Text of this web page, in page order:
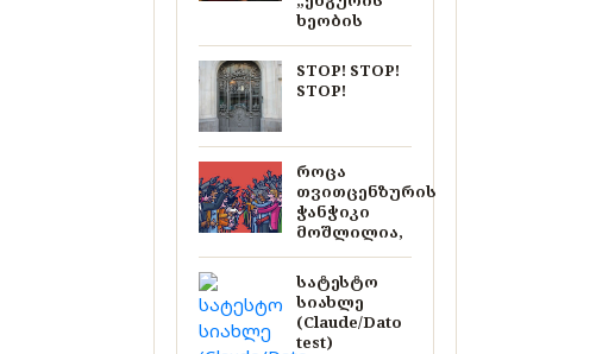
ხეობის
STOP! STOP!
STOP!
როცა
თვითცენზურის
ჭანჭიკი
მოშლილია,
სატესტო
სიახლე
(Claude/Dato
test)